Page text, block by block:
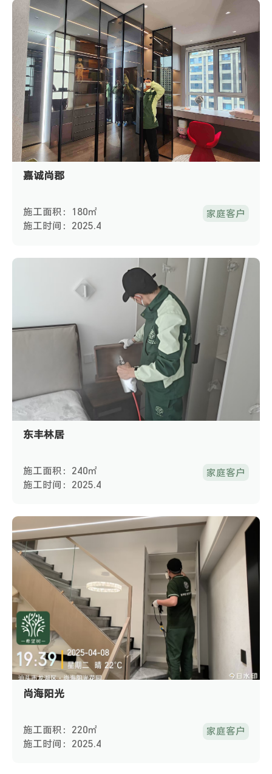
嘉诚尚郡
施工面积：180㎡
施工时间：2025.4
家庭客户
东丰林居
施工面积：240㎡
施工时间：2025.4
家庭客户
尚海阳光
施工面积：220㎡
施工时间：2025.4
家庭客户